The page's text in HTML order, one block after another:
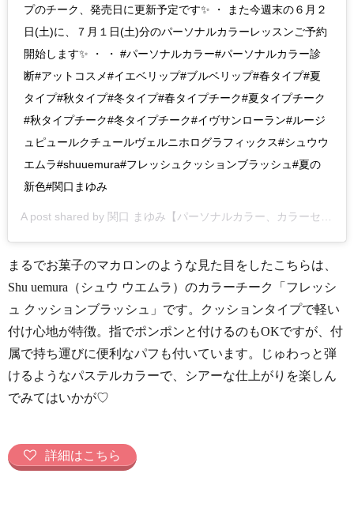
プのチーク、発売日に更新予定です✨ ・ また今週末の６月２
日(土)に、７月１日(土)分のパーソナルカラーレッスンご予約
開始します✨ ・ ・ #パーソナルカラー#パーソナルカラー診
断#アットコスメ#イエベリップ#ブルベリップ#春タイプ#夏
タイプ#秋タイプ#冬タイプ#春タイプチーク#夏タイプチーク
#秋タイプチーク#冬タイプチーク#イヴサンローラン#ルージ
ュピュールクチュールヴェルニホログラフィックス#シュウウ
エムラ#shuuemura#フレッシュクッションブラッシュ#夏の
新色#関口まゆみ
A post shared by 関口 まゆみ【パーソナルカラー、カラーセラピー、似合う色】
まるでお菓子のマカロンのような見た目をしたこちらは、
Shu uemura（シュウ ウエムラ）のカラーチーク「フレッシ
ュ クッションブラッシュ」です。クッションタイプで軽い
付け心地が特徴。指でポンポンと付けるのもOKですが、付
属で持ち運びに便利なパフも付いています。じゅわっと弾
けるようなパステルカラーで、シアーな仕上がりを楽しん
でみてはいかが♡
詳細はこちら